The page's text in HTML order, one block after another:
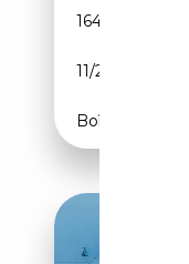
164 250 km
11/2013
Boîte